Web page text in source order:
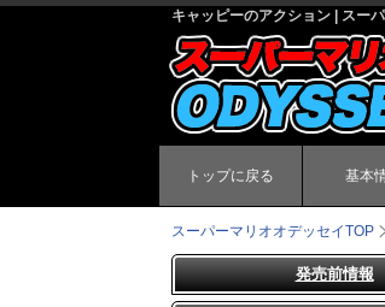
キャッピーのアクション | スー
トップに戻る 基本
スーパーマリオオデッセイTOP
発売前情報